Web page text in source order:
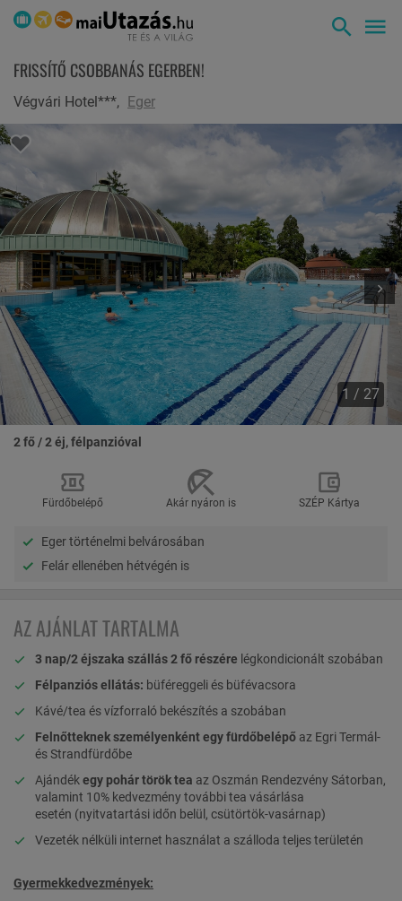
FRISSÍTŐ CSOBBANÁS EGERBEN!
Végvári Hotel***, Eger
1 / 27
2 fő / 2 éj, félpanzióval
Fürdőbelépő Akár nyáron is SZÉP Kártya
Eger történelmi belvárosában
Felár ellenében hétvégén is
AZ AJÁNLAT TARTALMA
3 nap/2 éjszaka szállás 2 fő részére légkondicionált szobában
Félpanziós ellátás: büféreggeli és büfévacsora
Kávé/tea és vízforraló bekészítés a szobában
Felnőtteknek személyenként egy fürdőbelépő az Egri Termál-
és Strandfürdőbe
Ajándékegy pohár török tea az Oszmán Rendezvény Sátorban,
valamint 10% kedvezmény további tea vásárlása
esetén (nyitvatartási időn belül, csütörtök-vasárnap)
Vezeték nélküli internet használat a szálloda teljes területén
Gyermekkedvezmények: